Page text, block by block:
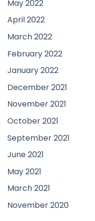
May 2022
April 2022
March 2022
February 2022
January 2022
December 2021
November 2021
October 2021
September 2021
June 2021
May 2021
March 2021
November 2020